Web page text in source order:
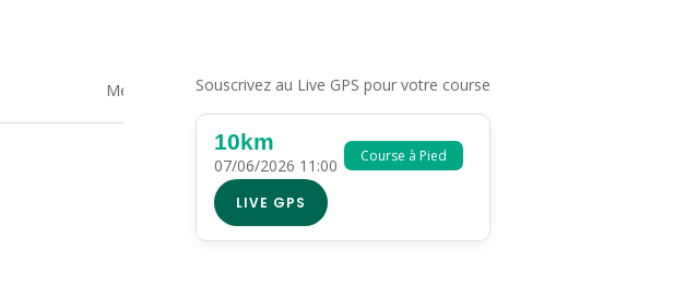
Medias Souscrivez au Live GPS pour votre course
Course à Pied
10km
07/06/2026 11:00
LIVE GPS